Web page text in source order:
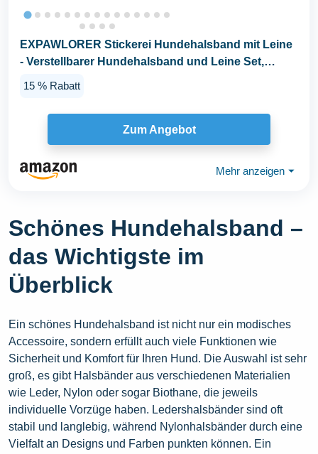
EXPAWLORER Stickerei Hundehalsband mit Leine
- Verstellbarer Hundehalsband und Leine Set,
15 % Rabatt
Zum Angebot
Mehr anzeigen ⏷
Schönes Hundehalsband –
das Wichtigste im
Überblick
Ein schönes Hundehalsband ist nicht nur ein modisches
Accessoire, sondern erfüllt auch viele Funktionen wie
Sicherheit und Komfort für Ihren Hund. Die Auswahl ist sehr
groß, es gibt Halsbänder aus verschiedenen Materialien
wie Leder, Nylon oder sogar Biothane, die jeweils
individuelle Vorzüge haben. Ledershalsbänder sind oft
stabil und langlebig, während Nylonhalsbänder durch eine
Vielfalt an Designs und Farben punkten können. Ein